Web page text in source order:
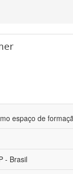
espaço de
- Brasil